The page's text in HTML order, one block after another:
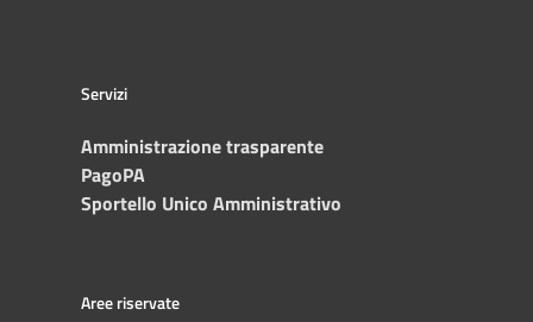
Servizi
Amministrazione trasparente
PagoPA
Sportello Unico Amministrativo
Aree riservate